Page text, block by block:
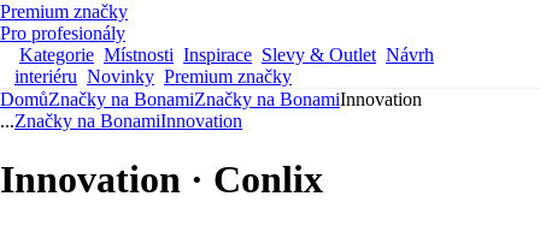
Premium značky
Pro profesionály
Kategorie Místnosti Inspirace Slevy & Outlet Návrh
interiéru Novinky Premium značky
DomůZnačky na BonamiZnačky na BonamiInnovation
...Značky na BonamiInnovation
Innovation · Conlix